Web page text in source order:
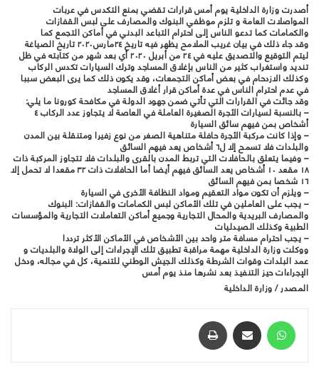
أصدرت وزارة الداخلية يوم أمس قرارات تقضي بمنع التكدس في عربات
المواصلات العامة و تلزم موظفي البنوك والمصارف على لبس القفازات
والكمامات كما تدعو الناس إلى احترام التباعد البدني في أماكن التجمع كما
وقد جاء ذلك في بيان غريب الملامح يظهر فيه تاريخ ٢٤مارس٢٠٢٠ تاريخ الصياغة
ليتم التوقيع والتصديق عليه في ٢٤ من أبريل ٢٠٢٠ أي بعد شهر من كتابته في ظل
تنديد واستغراب كثير من الناس بإغلاق المساجد وترك السيارات تكدس الركاب
وكذلك الازدحام في بعض أماكن التجمعات، وقد يكون ذلك كما يرى البعض سببا
في عدم احترام الناس في عدة أماكن قرار أغلاق المساجد
وقد جائت في القرارات التي تأتي ضمن جهود الدولة في مكافحة كورونا ما يلي:
– بالنسبة لسيارات الأجرة الصغيرة العاملة في العاصة لا يتجاوز عدد الركاب ٤
أشخاص بمن فيهم سائق السيارة
– وإذا كانت مركبة الأجرة حافلة متناهية الصغر من نوع زفيرا ومتنقلة بين المدن
والبلدات فلا تسمح إلا ل٦ أشخاص يعد فيهم السائق
– وفيما يتعلق بالحافلات التي تربط المدن بالقرى والبلدات فلا تتجاوز المركبة ذات
١٨ مقعد ١٠ أشخاص يعد السائق فيهم أيضا أما الحافلات ذات ٣٢ مقعدا لا تحمل إلا
١٦ شخصا بمن فيهم السائق
– ويلزم أن تكون مواد التعقيم ومواد النظافة الأخرى في السيارة
– يجب على العاملين في تلك الأماكن لبس الكمامات والقفازات: البنوك
والمصارف البريدية والمحال التجارية وجميع أماكن التعاملات التجارية والمؤسسات
الطبية وكذلك الصيدليات
– يجب احترام مسافة متر واحد بين الأشخاص في الأماكن الأكثر ترددا
ووكلت وزارة الداخلية مهمة مراقبة تطبيق تلك الإجراءات إلى الولاة والبلديات و
عمد البلدات وقوات الشرطة وكذلك الجيش الوطني للتنمية، كل في مجاله، ودخل
الإجراءات حيز التنفيذ بعد نشرها منذ يوم أمس
المصدر / وزارة الداخلية